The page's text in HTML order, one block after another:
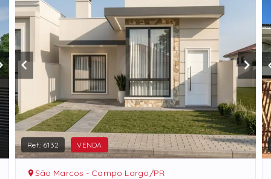
Ref.: 6132 VENDA
São Marcos - Campo Largo/PR